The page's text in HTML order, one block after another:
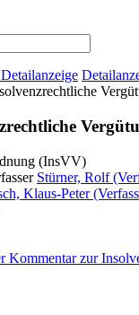
(InsVV)
Stürner, Rolf
Klaus-Peter
Kommentar zur